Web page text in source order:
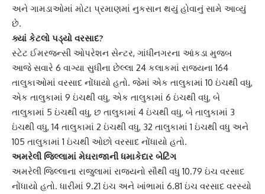
અને ગામડાઓમાં મોટા પ્રમાણમાં નુકસાન થયું હોવાનું સામે આવ્યું
છે.
ક્યાં કેટલો પડ્યો વરસાદ?
સ્ટેટ ઈમરજન્સી ઓપરેશન સેન્ટર, ગાંધીનગરના આંકડા મુજબ
આજે સવારે 6 વાગ્યા સુધીના છેલ્લા 24 કલાકમાં રાજ્યના 164
તાલુકાઓમાં વરસાદ નોંધાયો હતો. જેમાં એક તાલુકામાં 10 ઇંચથી વધુ,
એક તાલુકામાં 9 ઇંચથી વધુ, એક તાલુકામાં 6 ઇંચથી વધુ, બે
તાલુકામાં 5 ઇંચથી વધુ, છ તાલુકામાં 4 ઇંચથી વધુ, બે તાલુકામાં 3
ઇંચથી વધુ, 14 તાલુકામાં 2 ઇંચથી વધુ, 32 તાલુકામાં 1 ઇંચથી વધુ અને
105 તાલુકામાં 1 ઇંચથી ઓછો વરસાદ નોંધાયો હતો.
અમરેલી જિલ્લામાં મેઘરાજાની ધમાકેદાર બેટિંગ
અમરેલી જિલ્લાના રાજુલામાં રાજ્યનો સૌથી વધુ 10.79 ઇંચ વરસાદ
નોંધાયો હતો. ધારીમાં 9.21 ઇંચ અને ખાંભામાં 6.81 ઇંચ વરસાદ વરસ્યો